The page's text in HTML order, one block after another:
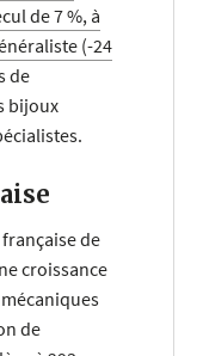
de 7 %, à
(-24
de
bijoux
de
croissance
de